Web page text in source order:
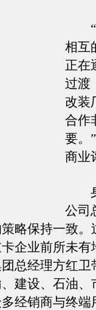
“
相互
正在
过渡
改装
合作
要。
商业
身
公司
略保持一致。
企业前所未有
总经理方红卫
建设、石油、
经销商与终端